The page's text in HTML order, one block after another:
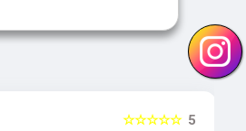
5
☆☆☆☆☆